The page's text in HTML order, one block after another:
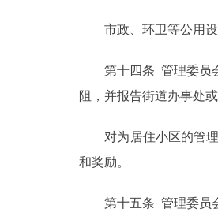
市政、环卫等公用设
第十四条 管理委员会
阻，并报告街道办事处
对为居住小区的管理
和奖励。
第十五条 管理委员会